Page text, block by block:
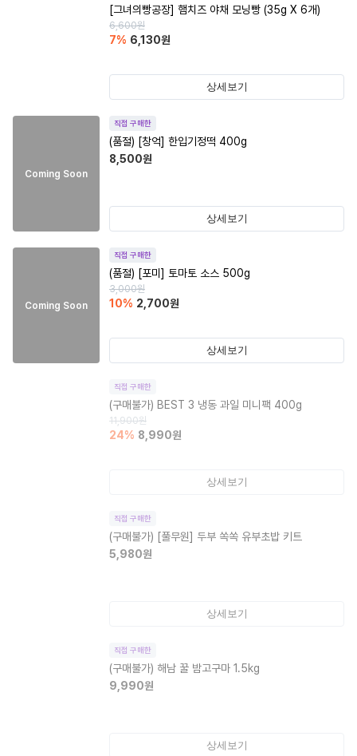
[그녀의빵공장] 햄치즈 야채 모닝빵 (35g X 6개)
6,600원
7% 6,130원
상세보기
Coming Soon
직접 구매한
(품절) [창억] 한입기정떡 400g
8,500원
상세보기
Coming Soon
직접 구매한
(품절) [포미] 토마토 소스 500g
3,000원
10% 2,700원
상세보기
직접 구매한
(구매불가) BEST 3 냉동 과일 미니팩 400g
11,900원
24% 8,990원
상세보기
직접 구매한
(구매불가) [풀무원] 두부 쏙쏙 유부초밥 키트
5,980원
상세보기
직접 구매한
(구매불가) 해남 꿀 밤고구마 1.5kg
9,990원
상세보기